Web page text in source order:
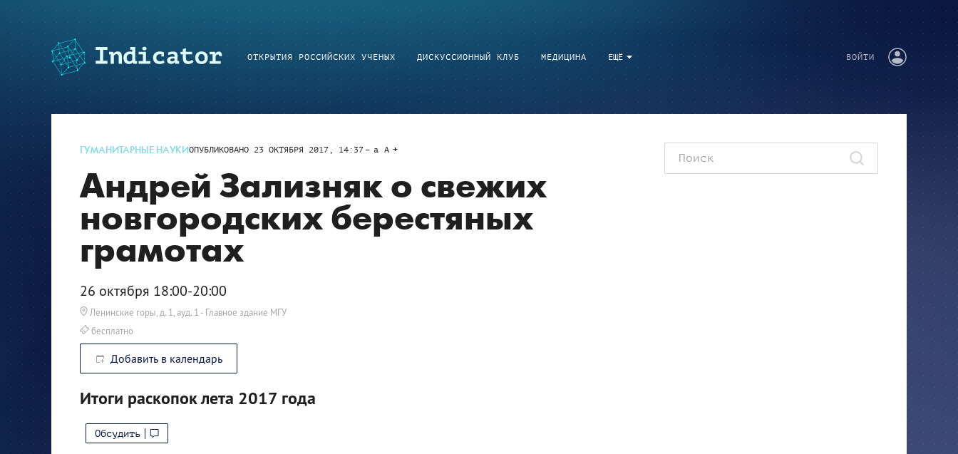
ЕЩЁ
ОТКРЫТИЯ РОССИЙСКИХ УЧЕНЫХ ДИСКУССИОННЫЙ КЛУБ МЕДИЦИНА ВОЙТИ
ГУМАНИТАРНЫЕ НАУКИОПУБЛИКОВАНО 23 ОКТЯБРЯ 2017, 14:37 a A
Андрей Зализняк о свежих
новгородских берестяных
грамотах
26 октября 18:00-20:00
Ленинские горы, д. 1, ауд. 1 - Главное здание МГУ
бесплатно
Добавить в календарь
Итоги раскопок лета 2017 года
Обсудить